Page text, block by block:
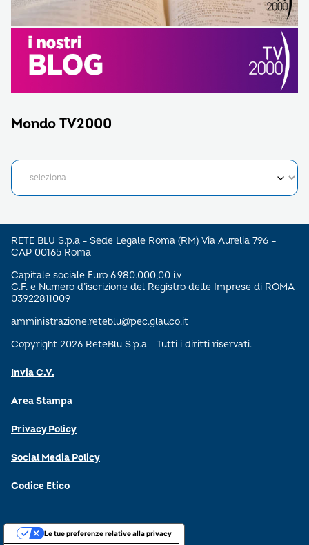
Mondo TV2000
RETE BLU S.p.a - Sede Legale Roma (RM) Via Aurelia 796 –
CAP 00165 Roma
Capitale sociale Euro 6.980.000,00 i.v
C.F. e Numero d’iscrizione del Registro delle Imprese di ROMA
03922811009
amministrazione.reteblu@pec.glauco.it
Copyright 2026 ReteBlu S.p.a - Tutti i diritti riservati.
Invia C.V.
Area Stampa
Privacy Policy
Social Media Policy
Codice Etico
Le tue preferenze relative alla privacy